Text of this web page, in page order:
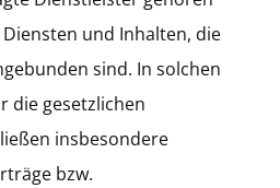
und Inhalten, die
sind. In solchen
die gesetzlichen
insbesondere
bzw.